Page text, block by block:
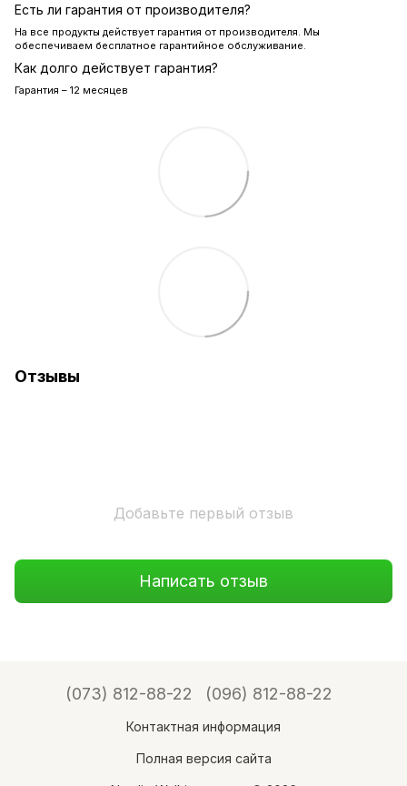
Есть ли гарантия от производителя?
На все продукты действует гарантия от производителя. Мы
обеспечиваем бесплатное гарантийное обслуживание.
Как долго действует гарантия?
Гарантия – 12 месяцев
Отзывы
Добавьте первый отзыв
Написать отзыв
(073) 812-88-22 (096) 812-88-22
Контактная информация
Полная версия сайта